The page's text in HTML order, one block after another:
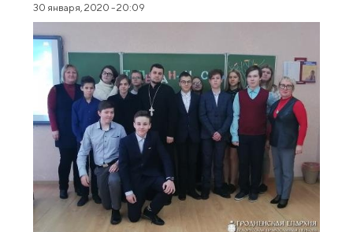
30 января, 2020 - 20:09